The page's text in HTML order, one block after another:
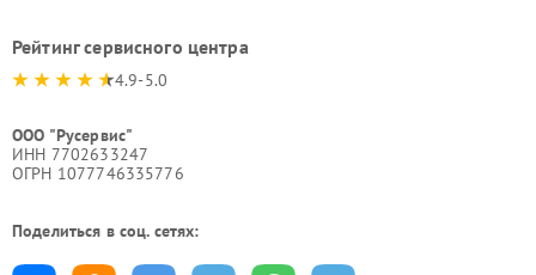
Рейтинг сервисного центра
4.9-5.0
ООО "Русервис"
ИНН 7702633247
ОГРН 1077746335776
Поделиться в соц. сетях: